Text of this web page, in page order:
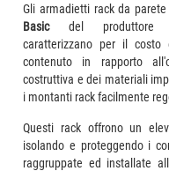
Gli armadietti rack da parete
Basicdel produttore
caratterizzano per il costo
contenuto in rapporto
costruttiva e dei materiali
i montanti rack facilmente
Questi rack offrono un
isolando e proteggendo i
raggruppate ed installate